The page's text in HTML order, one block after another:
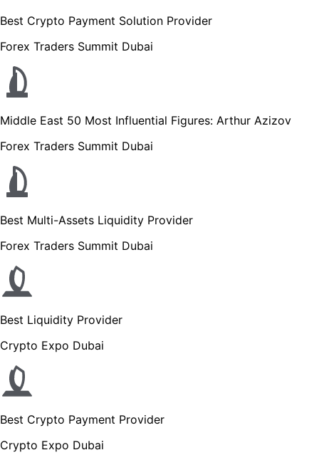
Best Crypto Payment Solution Provider
Forex Traders Summit Dubai
Middle East 50 Most Influential Figures: Arthur Azizov
Forex Traders Summit Dubai
Best Multi-Assets Liquidity Provider
Forex Traders Summit Dubai
Best Liquidity Provider
Crypto Expo Dubai
Best Crypto Payment Provider
Crypto Expo Dubai